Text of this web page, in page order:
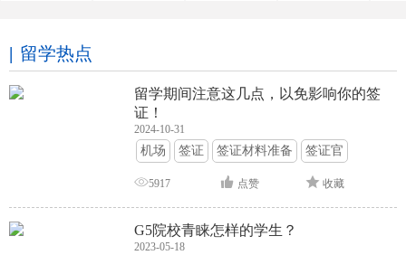
留学热点
留学期间注意这几点，以免影响你的签
证！
2024-10-31
机场 签证 签证材料准备 签证官
签证面试 签证申请攻略
5917 点赞 收藏
G5院校青睐怎样的学生？
2023-05-18